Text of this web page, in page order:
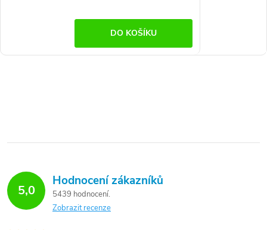
DO KOŠÍKU
5,0
Hodnocení zákazníků
5439 hodnocení
Zobrazit recenze